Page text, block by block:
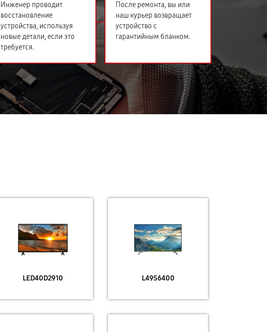
Инженер проводит
восстановление
устройства, используя
новые детали, если это
требуется.
После ремонта, вы или
наш курьер возвращает
устройство с
гарантийным бланком.
LED40D2910 L49S6400